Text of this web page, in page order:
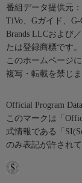
番組データ提供元
TiVo、Gガイド、
Brands LLCおよび
たは登録商標です。
このホームページ
複写・転載を禁じま
Official Program
このマークは「
式情報である「
のみ表記が許され